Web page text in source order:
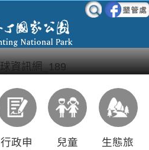
行政申
兒童
生態旅